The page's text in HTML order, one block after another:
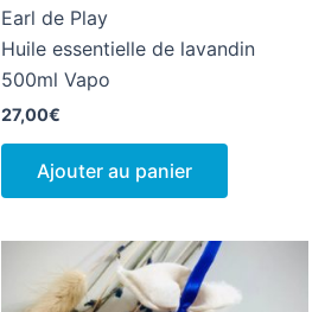
Earl de Play
Huile essentielle de lavandin
500ml Vapo
27,00€
Ajouter au panier